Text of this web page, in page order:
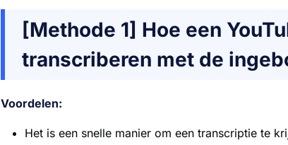
[Methode 1] Hoe een
transcriberen met de
Voordelen:
Het is een snelle manier om een transcriptie te